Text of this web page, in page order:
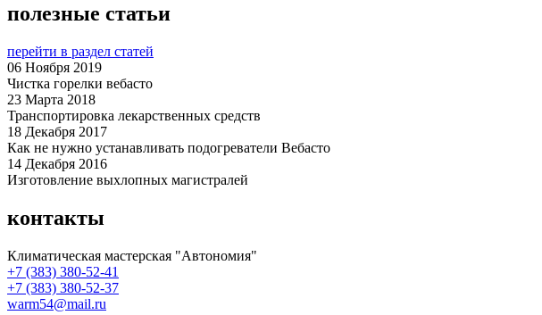
полезные статьи
перейти в раздел статей
06 Ноября 2019
Чистка горелки вебасто
23 Марта 2018
Транспортировка лекарственных средств
18 Декабря 2017
Как не нужно устанавливать подогреватели Вебасто
14 Декабря 2016
Изготовление выхлопных магистралей
контакты
Климатическая мастерская "Автономия"
+7 (383) 380-52-41
+7 (383) 380-52-37
warm54@mail.ru